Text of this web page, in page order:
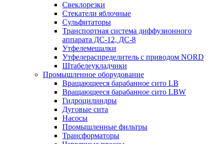
Свеклорезки
Стекатели яблочные
Сульфитаторы
Транспортная система диффузионного
аппарата ДС-12, ДС-8
Утфелемешалки
Утфелераспределитель с приводом NORD
Штабелеукладчики
Промышленное оборудование
Вращающееся барабанное сито LB
Вращающееся барабанное сито LBW
Гидроцилиндры
Дуговые сита
Насосы
Промышленные фильтры
Трансформаторы